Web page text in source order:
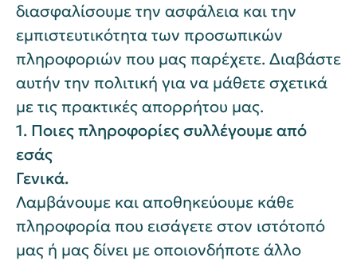
διασφαλίσουμε την ασφάλεια και την
εμπιστευτικότητα των προσωπικών
πληροφοριών που μας παρέχετε. Διαβάστε
αυτήν την πολιτική για να μάθετε σχετικά
με τις πρακτικές απορρήτου μας.
1. Ποιες πληροφορίες συλλέγουμε από
εσάς
Γενικά.
Λαμβάνουμε και αποθηκεύουμε κάθε
πληροφορία που εισάγετε στον ιστότοπό
μας ή μας δίνει με οποιονδήποτε άλλο